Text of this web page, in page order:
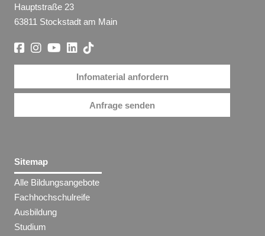
Hauptstraße 23
63811 Stockstadt am Main
Infomaterial anfordern
Anfrage senden
Sitemap
Alle Bildungsangebote
Fachhochschulreife
Ausbildung
Studium